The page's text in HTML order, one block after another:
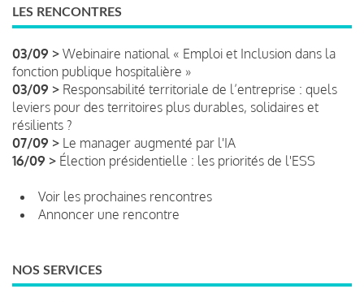
LES RENCONTRES
03/09 > Webinaire national « Emploi et Inclusion dans la
fonction publique hospitalière »
03/09 > Responsabilité territoriale de l’entreprise : quels
leviers pour des territoires plus durables, solidaires et
résilients ?
07/09 > Le manager augmenté par l'IA
16/09 > Élection présidentielle : les priorités de l'ESS
Voir les prochaines rencontres
Annoncer une rencontre
NOS SERVICES